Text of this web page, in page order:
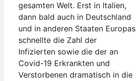
gesamten Welt. Erst in Italien,
dann bald auch in Deutschland
und in anderen Staaten Europas
schnellte die Zahl der
Infizierten sowie die der an
Covid-19 Erkrankten und
Verstorbenen dramatisch in die